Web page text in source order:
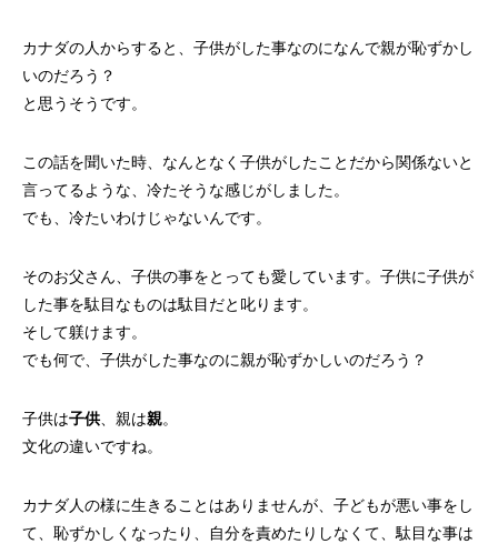
カナダの人からすると、子供がした事なのになんで親が恥ずかし
いのだろう？
と思うそうです。
この話を聞いた時、なんとなく子供がしたことだから関係ないと
言ってるような、冷たそうな感じがしました。
でも、冷たいわけじゃないんです。
そのお父さん、子供の事をとっても愛しています。子供に子供が
した事を駄目なものは駄目だと叱ります。
そして躾けます。
でも何で、子供がした事なのに親が恥ずかしいのだろう？
子供は子供、親は親。
文化の違いですね。
カナダ人の様に生きることはありませんが、子どもが悪い事をし
て、恥ずかしくなったり、自分を責めたりしなくて、駄目な事は